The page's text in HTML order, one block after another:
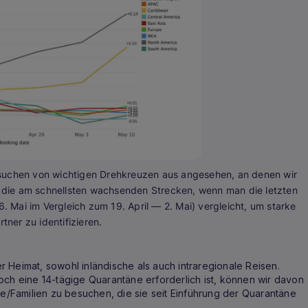
von wichtigen Drehkreuzen aus angesehen, an denen wir
am schnellsten wachsenden Strecken, wenn man die letzten
Mai im Vergleich zum 19. April — 2. Mai) vergleicht, um starke
zu identifizieren.
sowohl inländische als auch intraregionale Reisen.
eine 14-tägige Quarantäne erforderlich ist, können wir davon
Familien zu besuchen, die sie seit Einführung der Quarantäne